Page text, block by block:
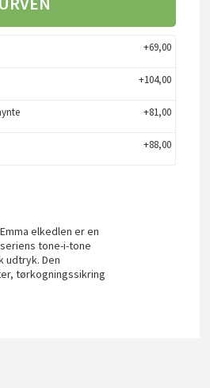
+69,00
+104,00
+81,00
+88,00
elkedlen er en
tone-i-tone
udtryk. Den
tørkogningssikring